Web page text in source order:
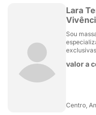
Lara
Sou
valor a
Centro,